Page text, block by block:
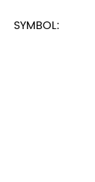
SYMBOL: